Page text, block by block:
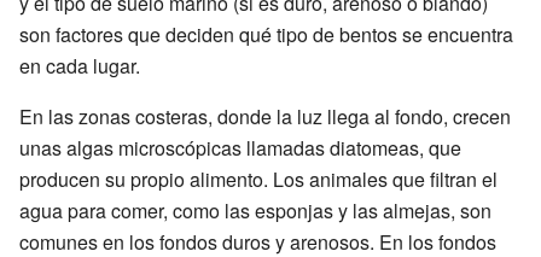
son factores que deciden qué tipo de bentos se encuentra
en cada lugar.
En las zonas costeras, donde la luz llega al fondo, crecen
unas algas microscópicas llamadas diatomeas, que
producen su propio alimento. Los animales que filtran el
agua para comer, como las esponjas y las almejas, son
comunes en los fondos duros y arenosos. En los fondos